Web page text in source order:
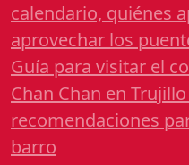
calendario, quiénes
aprovechar los
Guía para visitar el
Chan Chan en
recomendaciones
barro